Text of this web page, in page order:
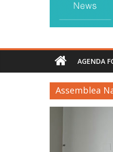
AGENDA
Assemblea